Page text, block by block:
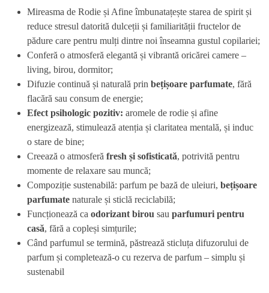
Mireasma de Rodie și Afine îmbunatațește starea de spirit și
reduce stresul datorită dulceții și familiarității fructelor de
pădure care pentru mulți dintre noi înseamna gustul copilariei;
Conferă o atmosferă elegantă și vibrantă oricărei camere –
living, birou, dormitor;
Difuzie continuă și naturală prin bețișoare parfumate, fără
flacără sau consum de energie;
Efect psihologic pozitiv: aromele de rodie și afine
energizează, stimulează atenția și claritatea mentală, și induc
o stare de bine;
Creează o atmosferă fresh și sofisticată, potrivită pentru
momente de relaxare sau muncă;
Compoziție sustenabilă: parfum pe bază de uleiuri, bețișoare
parfumate naturale și sticlă reciclabilă;
Funcționează ca odorizant birou sau parfumuri pentru
casă, fără a copleși simțurile;
Când parfumul se termină, păstrează sticluța difuzorului de
parfum și completează-o cu rezerva de parfum – simplu și
sustenabil